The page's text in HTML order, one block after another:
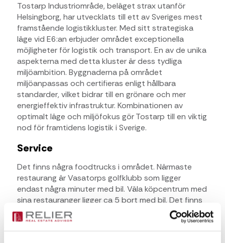
Tostarp Industriområde, beläget strax utanför
Helsingborg, har utvecklats till ett av Sveriges mest
framstående logistikkluster. Med sitt strategiska
läge vid E6:an erbjuder området exceptionella
möjligheter för logistik och transport. En av de unika
aspekterna med detta kluster är dess tydliga
miljöambition. Byggnaderna på området
miljöanpassas och certifieras enligt hållbara
standarder, vilket bidrar till en grönare och mer
energieffektiv infrastruktur. Kombinationen av
optimalt läge och miljöfokus gör Tostarp till en viktig
nod för framtidens logistik i Sverige.
Service
Det finns några foodtrucks i området. Närmaste
restaurang är Vasatorps golfklubb som ligger
endast några minuter med bil. Väla köpcentrum med
sina restauranger ligger ca 5 bort med bil. Det finns
bensinstationer samt laddstruktur för tunga fordon.
Kommunikationer